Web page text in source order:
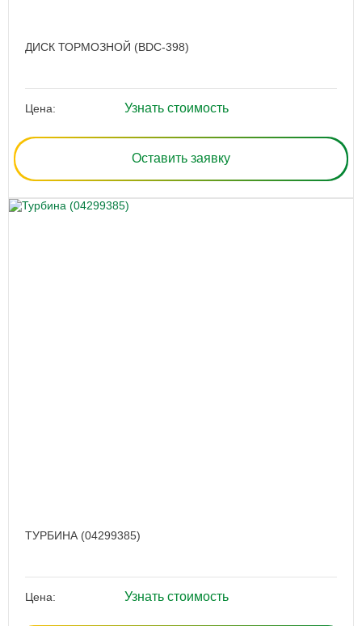
ДИСК ТОРМОЗНОЙ (BDC-398)
Цена: Узнать стоимость
Оставить заявку
ТУРБИНА (04299385)
Цена: Узнать стоимость